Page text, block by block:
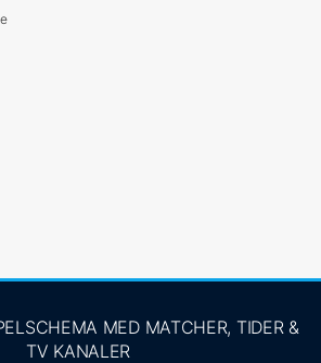
MED MATCHER, TIDER &
TV KANALER